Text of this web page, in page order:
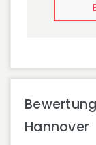
Hannover